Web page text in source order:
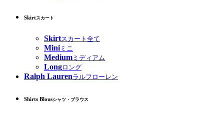
Skirtスカート
Skirtスカート全て
Miniミニ
Medium ミディアム
Longロング
Ralph Laurenラルフローレン
Shirts Blousシャツ・ブラウス